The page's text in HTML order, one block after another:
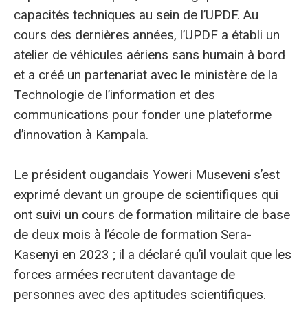
capacités techniques au sein de l’UPDF. Au
cours des dernières années, l’UPDF a établi un
atelier de véhicules aériens sans humain à bord
et a créé un partenariat avec le ministère de la
Technologie de l’information et des
communications pour fonder une plateforme
d’innovation à Kampala.
Le président ougandais Yoweri Museveni s’est
exprimé devant un groupe de scientifiques qui
ont suivi un cours de formation militaire de base
de deux mois à l’école de formation Sera-
Kasenyi en 2023 ; il a déclaré qu’il voulait que les
forces armées recrutent davantage de
personnes avec des aptitudes scientifiques.